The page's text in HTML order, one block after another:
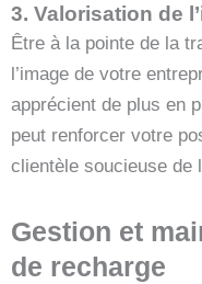
3. Valorisation de
Être à la pointe de la
l’image de votre
apprécient de plus en
peut renforcer votre
clientèle soucieuse de
Gestion et
de recharge